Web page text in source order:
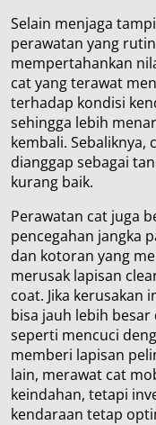
Selain menjaga
perawatan yang
mempertahankan
cat yang terawat
terhadap kondisi
sehingga lebih
kembali. Sebaliknya,
dianggap sebagai
kurang baik.
Perawatan cat juga
pencegahan jangka
dan kotoran yang
merusak lapisan
coat. Jika kerusakan
bisa jauh lebih
seperti mencuci
memberi lapisan
lain, merawat cat
keindahan, tetapi
kendaraan tetap